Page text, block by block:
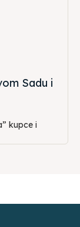
Sadu i
kupce i